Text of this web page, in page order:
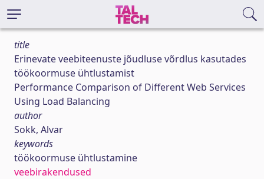
title
Erinevate veebiteenuste jõudluse võrdlus kasutades
töökoormuse ühtlustamist
Performance Comparison of Different Web Services
Using Load Balancing
author
Sokk, Alvar
keywords
töökoormuse ühtlustamine
veebirakendused